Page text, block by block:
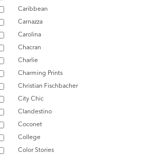
Caribbean
Carnazza
Carolina
Chacran
Charlie
Charming Prints
Christian Fischbacher
City Chic
Clandestino
Coconet
College
Color Stories